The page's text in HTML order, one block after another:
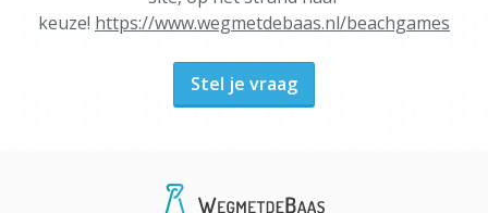
keuze! https://www.wegmetdebaas.nl/beachgames
Stel je vraag